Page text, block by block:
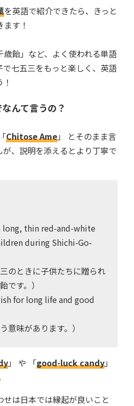
を英語で紹介できたら、きっと
す！
歳飴」など、よく使われる単語
七五三をもっと楽しく、英語
んて言うの？
Chitose Ame」 とそのまま言
が、説明を添えるとより丁寧で
long, thin red-and-white
during Shichi-Go-
のときに子供たちに贈られ
です。）
for long life and good
意味があります。）
」 や 「good-luck candy」
せは日本では縁起が良いこと